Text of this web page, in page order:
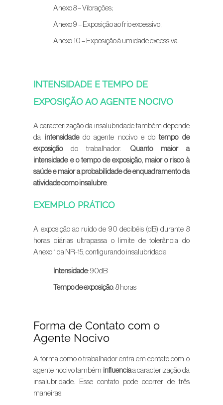
Anexo 8 – Vibrações;
Anexo 9 – Exposição ao frio excessivo;
Anexo 10 – Exposição à umidade excessiva.
INTENSIDADE E TEMPO DE
EXPOSIÇÃO AO AGENTE NOCIVO
A caracterização da insalubridade também depende
da intensidade do agente nocivo e dotempo de
exposiçãodo trabalhador. Quanto maior a
intensidade e o tempo de exposição, maior o risco à
saúde e maior a probabilidade de enquadramento da
atividade como insalubre.
EXEMPLO PRÁTICO
A exposição ao ruído de 90 decibéis (dB) durante 8
horas diárias ultrapassa o limite de tolerância do
Anexo 1 da NR-15, configurando insalubridade.
Intensidade: 90dB
Tempo de exposição: 8 horas
Forma de Contato com o
Agente Nocivo
A forma como o trabalhador entra em contato com o
agente nocivo também influenciaa caracterização da
insalubridade. Esse contato pode ocorrer de três
maneiras: